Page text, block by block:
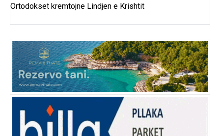
Ortodokset kremtojne Lindjen e Krishtit